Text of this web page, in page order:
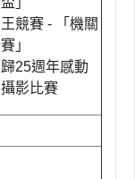
競賽 - 「機關
」
25週年感動
影比賽